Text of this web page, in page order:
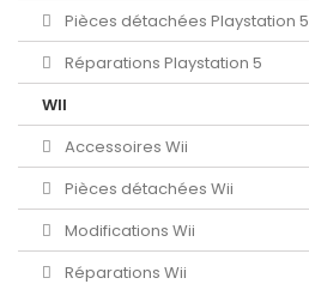
Pièces détachées Playstation 5
Réparations Playstation 5
WII
Accessoires Wii
Pièces détachées Wii
Modifications Wii
Réparations Wii